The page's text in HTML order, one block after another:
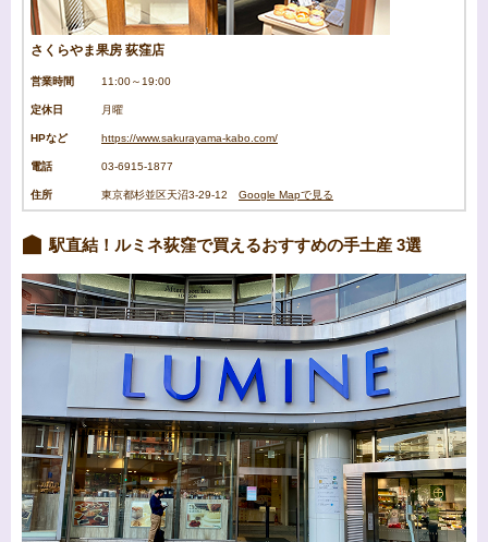
さくらやま果房 荻窪店
営業時間 11:00～19:00
定休日 月曜
HPなど https://www.sakurayama-kabo.com/
電話 03-6915-1877
住所 東京都杉並区天沼3-29-12 Google Mapで見る
駅直結！ルミネ荻窪で買えるおすすめの手土産 3選